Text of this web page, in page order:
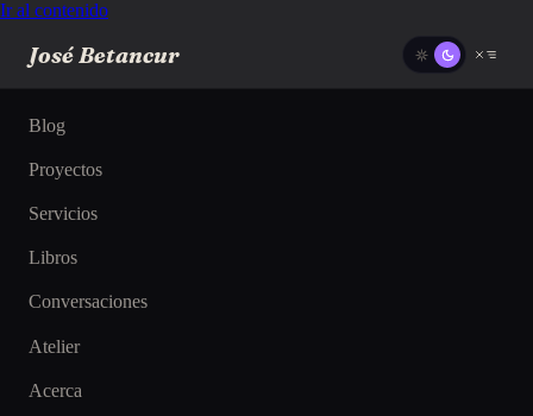
Ir al contenido
José Betancur
Blog
Proyectos
Servicios
Libros
Conversaciones
Atelier
Acerca